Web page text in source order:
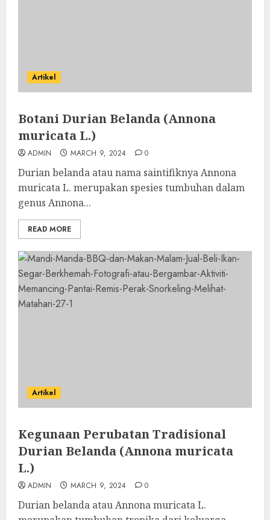
Artikel
Botani Durian Belanda (Annona
muricata L.)
ADMIN MARCH 9, 2024 0
Durian belanda atau nama saintifiknya Annona
muricata L. merupakan spesies tumbuhan dalam
genus Annona...
READ MORE
Artikel
Kegunaan Perubatan Tradisional
Durian Belanda (Annona muricata
L.)
ADMIN MARCH 9, 2024 0
Durian belanda atau Annona muricata L.